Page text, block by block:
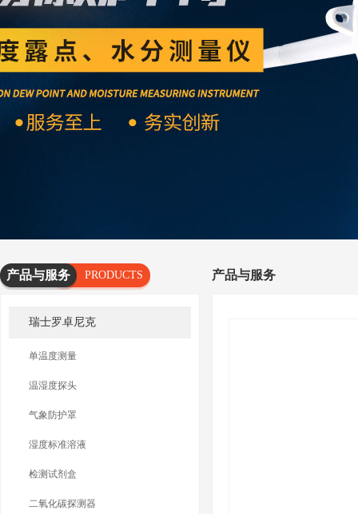
产品与服务
PRODUCTS
SERVICES
瑞士罗卓尼克
单温度测量
温湿度探头
气象防护罩
湿度标准溶液
检测试剂盒
二氧化碳探测器
产品与服务